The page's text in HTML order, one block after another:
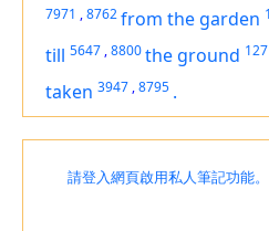
7971 ,8762from the garden
till 5647 ,8800the ground 127
taken 3947 ,8795 .
請登入網頁啟用私人筆記功能。